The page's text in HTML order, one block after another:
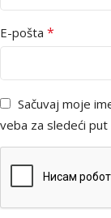
E-pošta *
Sačuvaj moje
veba za sledeći